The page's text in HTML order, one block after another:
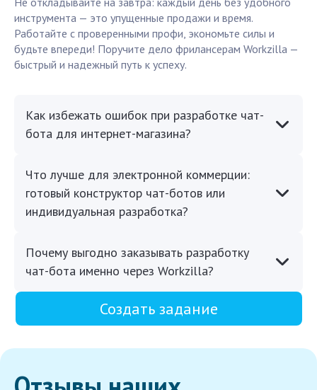
инструмента — это упущенные продажи и время.
Работайте с проверенными профи, экономьте силы и
будьте впереди! Поручите дело фрилансерам Workzilla —
быстрый и надежный путь к успеху.
Как избежать ошибок при разработке чат-
бота для интернет-магазина?
Что лучше для электронной коммерции:
готовый конструктор чат-ботов или
индивидуальная разработка?
Почему выгодно заказывать разработку
чат-бота именно через Workzilla?
Создать задание